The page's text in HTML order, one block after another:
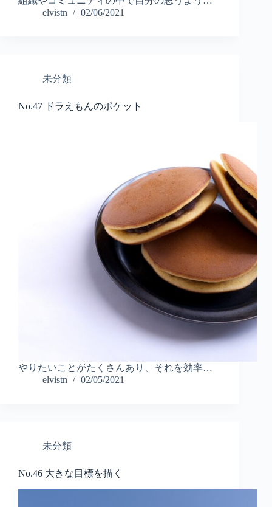
elvistn
02/06/2021
未分類
No.47 ドラえもんのポケット
やりたいことがたくさんあり、それを効率…
elvistn
02/05/2021
未分類
No.46 大きな目標を描く